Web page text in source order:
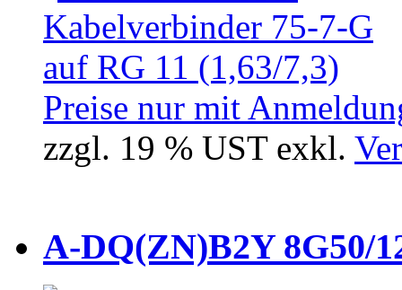
Preise nur mit
zzgl. 19 % UST exkl.
A-DQ(ZN)B2Y 8G50/